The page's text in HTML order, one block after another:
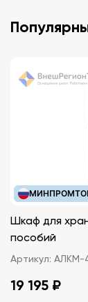
Шкаф для
пособий
Артикул: АЛКМ-
19 195 ₽